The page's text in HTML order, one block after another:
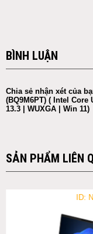
BÌNH LUẬN
Chia sẻ nhận xét của
(BQ9M6PT) ( Intel Core
13.3 | WUXGA | Win 11)
SẢN PHẨM LIÊN
ID: